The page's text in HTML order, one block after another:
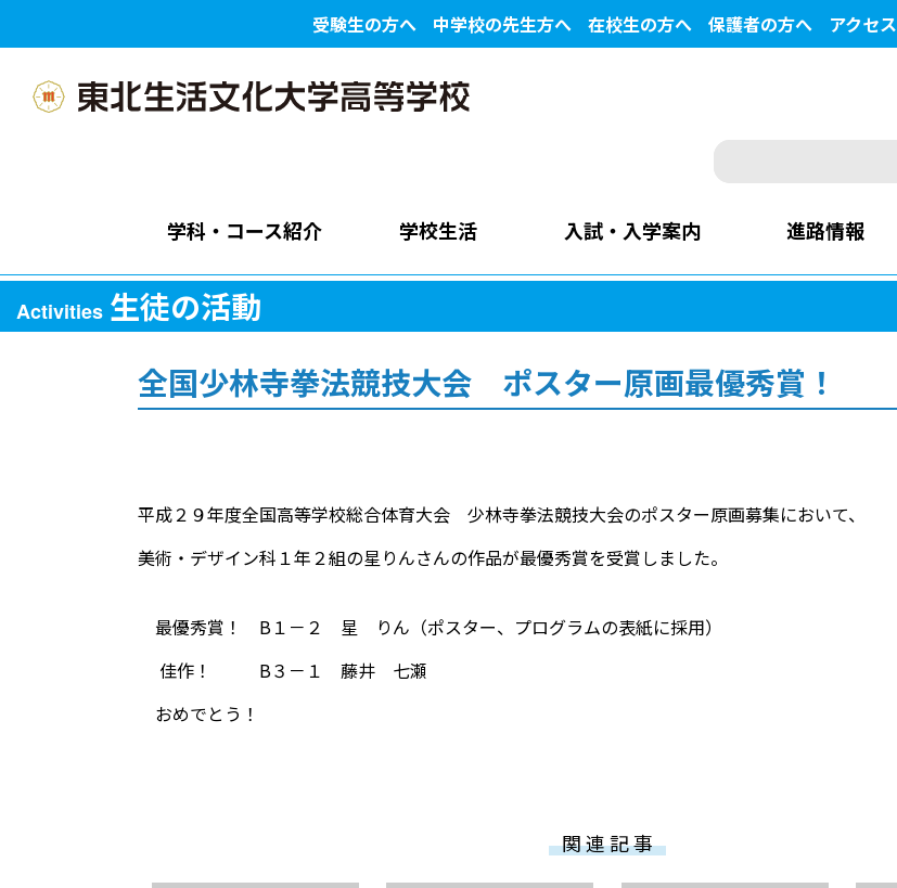
受験生の方へ 中学校の先生方へ 在校生の方へ 保護者の方へ アクセス
学科・コース紹介 学校生活 入試・入学案内 進路情報
Activities 生徒の活動
全国少林寺拳法競技大会 ポスター原画最優秀賞！
平成２９年度全国高等学校総合体育大会 少林寺拳法競技大会のポスター原画募集において、
美術・デザイン科１年２組の星りんさんの作品が最優秀賞を受賞しました。
最優秀賞！ B１－２ 星 りん（ポスター、プログラムの表紙に採用）
佳作！ B３－１ 藤井 七瀬
おめでとう！
関 連 記 事